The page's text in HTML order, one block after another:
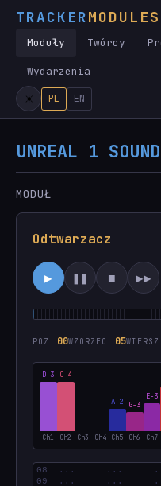
TRACKERMODULES
Moduły Twórcy
Wydarzenia
PL EN
UNREAL 1
MODUŁ
Odtwarzacz
▶ ❚❚ ■ ▶▶
POZ 00WZORZEC 05WIERSZ
D-3
Ch1
C-4
Ch2 Ch3 Ch4
A-2
Ch5
G-3
Ch6
E-3
Ch7